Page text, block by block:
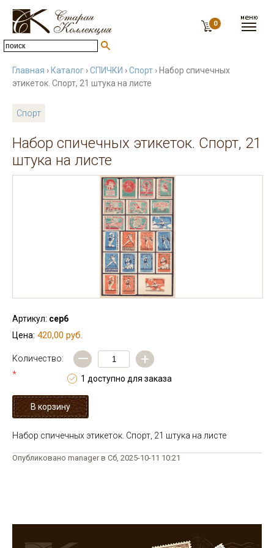
0
Главная › Каталог ›СПИЧКИ ›Спорт › Набор спичечных
этикеток. Спорт, 21 штука на листе
Спорт
Набор спичечных этикеток. Спорт, 21
штука на листе
Артикул: сер6
Цена: 420,00 руб.
Количество:
*
— +
1 доступно для заказа
Набор спичечных этикеток. Спорт, 21 штука на листе
Опубликовано manager в Сб, 2025-10-11 10:21